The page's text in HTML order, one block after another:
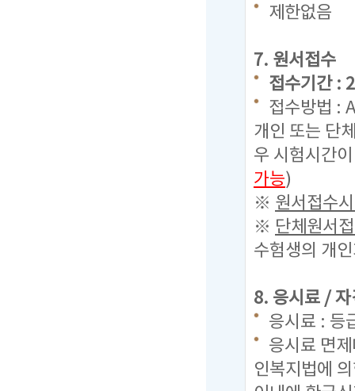
제한없음
7. 원서접수
접수기간 :
접수방법 :
개인 또는 단
우 시험시간
가능)
※ 원서접수
※ 단체원서
수험생의 개
8. 응시료 /
응시료 : 등
응시료 면
인복지법에